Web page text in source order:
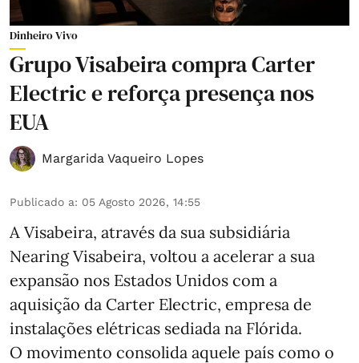
Dinheiro Vivo
Grupo Visabeira compra Carter
Electric e reforça presença nos
EUA
Margarida Vaqueiro Lopes
Publicado a: 05 Agosto 2026, 14:55
A Visabeira, através da sua subsidiária
Nearing Visabeira, voltou a acelerar a sua
expansão nos Estados Unidos com a
aquisição da Carter Electric, empresa de
instalações elétricas sediada na Flórida.
O movimento consolida aquele país como o